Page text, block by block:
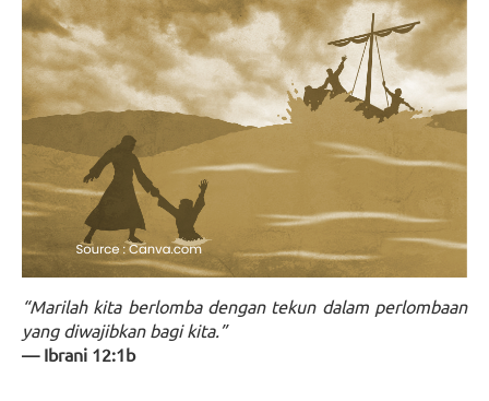
“Marilah kita berlomba dengan tekun dalam perlombaan
yang diwajibkan bagi kita.”
— Ibrani 12:1b